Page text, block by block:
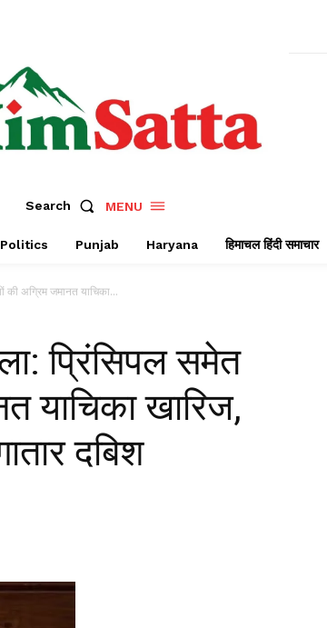
Search MENU
Politics Punjab Haryana हिमाचल हिंदी समाचार
अग्रिम जमानत याचिका...
प्रिंसिपल समेत
याचिका खारिज,
दबिश